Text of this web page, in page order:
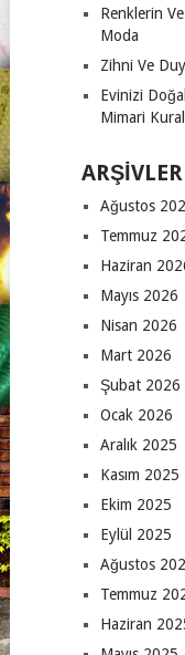
Renklerin
Moda
Zihni Ve
Evinizi
Mimari
ARŞIVLER
Ağustos
Temmuz
Haziran
Mayıs 2026
Nisan 2026
Mart 2026
Şubat 2026
Ocak 2026
Aralık 2025
Kasım 2025
Ekim 2025
Eylül 2025
Ağustos
Temmuz
Haziran